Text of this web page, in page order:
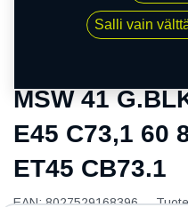
MSW 41 G.BLK |
5/108 ET45 CB73.1
MSW 41
E45 C73,1 60
ET45 CB73.1
EAN:8027529168396
Salli vain